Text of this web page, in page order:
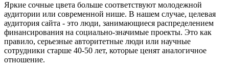
Яркие сочные цвета больше соответствуют молодежной
аудитории или современной нише. В нашем случае, целевая
аудитория сайта - это люди, занимающиеся распределением
финансирования на социально-значимые проекты. Это как
правило, серьезные авторитетные люди или научные
сотрудники старше 40-50 лет, которые ценят аналогичное
отношение.